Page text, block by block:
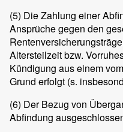
(5) Die Zahlung einer
Ansprüche gegen den
Altersteilzeit bzw.
Kündigung aus einem
Grund erfolgt (s.
(6) Der Bezug von
Abfindung